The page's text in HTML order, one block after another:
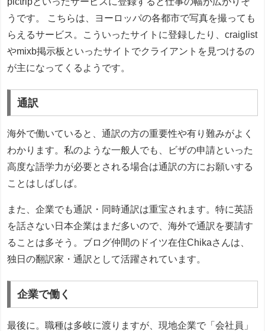
うです。 こちらは、ヨーロッパの各都市で写真を撮っても
らえるサービス。こういったサイトに登録したり、craiglist
やmixb掲示板といったサイトでクライアントを見つけるの
が主になってくるようです。
通訳
海外で働いていると、通訳の方の重要性や有り難みがよく
わかります。私のような一般人でも、ビザの申請といった
高度な語学力が必要とされる場合は通訳の方にお願いする
ことはしばしば。
また、企業でも通訳・同時通訳は重宝されます。特に英語
を話さない日本企業はまだ多いので、海外で通訳を要請す
ることは多そう。ブログ仲間のドイツ在住Chikaさんは、
独日の翻訳家・通訳として活躍されています。
企業で働く
最後に。職種は多岐に渡りますが、現地企業で「会社員」